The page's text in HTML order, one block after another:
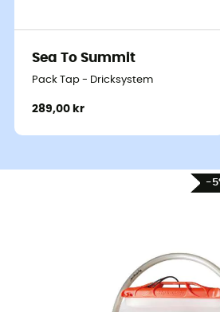
Sea To Summit
Pack Tap - Dricksystem
289,00 kr
-